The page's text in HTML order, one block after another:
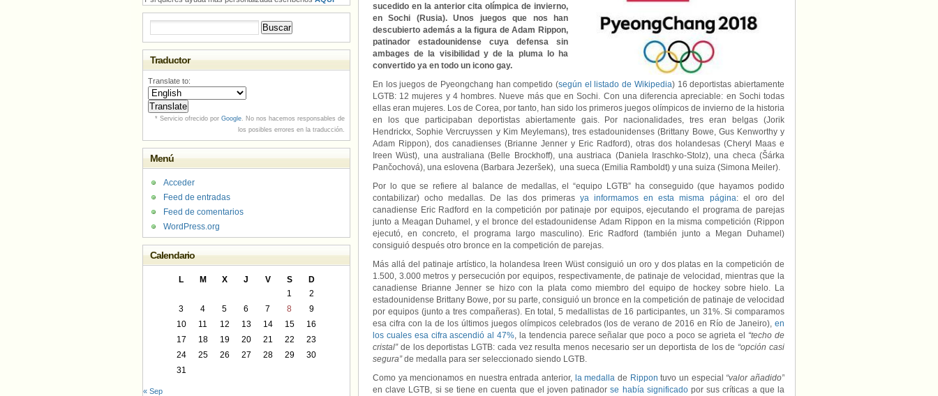
sucedido en la anterior cita olímpica de invierno,
en Sochi (Rusia). Unos juegos que nos han
descubierto además a la figura de Adam Rippon,
patinador estadounidense cuya defensa sin
ambages de la visibilidad y de la pluma lo ha
convertido ya en todo un icono gay.
En los juegos de Pyeongchang han competido (según el listado de Wikipedia) 16 deportistas abiertamente
LGTB: 12 mujeres y 4 hombres. Nueve más que en Sochi. Con una diferencia apreciable: en Sochi todas
ellas eran mujeres. Los de Corea, por tanto, han sido los primeros juegos olímpicos de invierno de la historia
en los que participaban deportistas abiertamente gais. Por nacionalidades, tres eran belgas (Jorik
Hendrickx, Sophie Vercruyssen y Kim Meylemans), tres estadounidenses (Brittany Bowe, Gus Kenworthy y
Adam Rippon), dos canadienses (Brianne Jenner y Eric Radford), otras dos holandesas (Cheryl Maas e
Ireen Wüst), una australiana (Belle Brockhoff), una austriaca (Daniela Iraschko-Stolz), una checa (Šárka
Pančochová), una eslovena (Barbara Jezeršek), una sueca (Emilia Ramboldt) y una suiza (Simona Meiler).
Por lo que se refiere al balance de medallas, el “equipo LGTB” ha conseguido (que hayamos podido
contabilizar) ocho medallas. De las dos primeras ya informamos en esta misma página: el oro del
canadiense Eric Radford en la competición por patinaje por equipos, ejecutando el programa de parejas
junto a Meagan Duhamel, y el bronce del estadounidense Adam Rippon en la misma competición (Rippon
ejecutó, en concreto, el programa largo masculino). Eric Radford (también junto a Megan Duhamel)
consiguió después otro bronce en la competición de parejas.
Más allá del patinaje artístico, la holandesa Ireen Wüst consiguió un oro y dos platas en la competición de
1.500, 3.000 metros y persecución por equipos, respectivamente, de patinaje de velocidad, mientras que la
canadiense Brianne Jenner se hizo con la plata como miembro del equipo de hockey sobre hielo. La
estadounidense Brittany Bowe, por su parte, consiguió un bronce en la competición de patinaje de velocidad
por equipos (junto a tres compañeras). En total, 5 medallistas de 16 participantes, un 31%. Si comparamos
esa cifra con la de los últimos juegos olímpicos celebrados (los de verano de 2016 en Río de Janeiro), en
los cuales esa cifra ascendió al 47%, la tendencia parece señalar que poco a poco se agrieta el “techo de
cristal”de los deportistas LGTB: cada vez resulta menos necesario ser un deportista de los de “opción casi
segura”de medalla para ser seleccionado siendo LGTB.
Como ya mencionamos en nuestra entrada anterior, la medalla de Rippon tuvo un especial “valor añadido”
en clave LGTB, si se tiene en cuenta que el joven patinadorse había significadopor sus críticas a que la
Traductor
Translate to:
* Servicio ofrecido por Google. No nos hacemos responsables de
los posibles errores en la traducción.
Menú
Acceder
Feed de entradas
Feed de comentarios
WordPress.org
Calendario
L M X J V S
D
1
2
3
4 5 6 7 8
9
10
11 12 13 14 15
16
17
18 19 20 21 22
23
24
25 26 27 28 29
30
31
« Sep